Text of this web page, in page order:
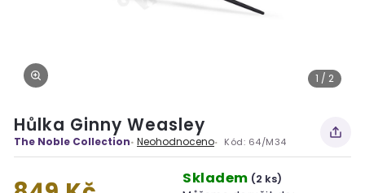
1 / 2
Hůlka Ginny Weasley
The Noble Collection Neohodnoceno Kód: 64/M34
Skladem (2 ks)